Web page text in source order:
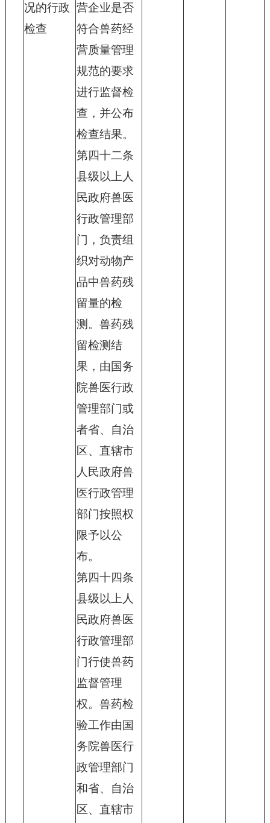
况的行政
检查
营企业是否
符合兽药经
营质量管理
规范的要求
进行监督检
查，并公布
检查结果。
第四十二条
县级以上人
民政府兽医
行政管理部
门，负责组
织对动物产
品中兽药残
留量的检
测。兽药残
留检测结
果，由国务
院兽医行政
管理部门或
者省、自治
区、直辖市
人民政府兽
医行政管理
部门按照权
限予以公
布。
第四十四条
县级以上人
民政府兽医
行政管理部
门行使兽药
监督管理
权。兽药检
验工作由国
务院兽医行
政管理部门
和省、自治
区、直辖市